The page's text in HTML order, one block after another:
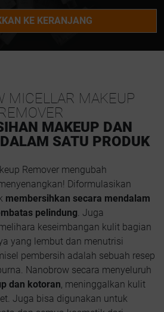
KE KERANJANG
MICELLAR MAKEUP
MAKEUP DAN
SATU PRODUK
Remover mengubah
Diformulasikan
membersihkan secara mendalam
pelindung. Juga
keseimbangan kulit bagian
yang lembut dan menutrisi
pembersih adalah sebuah resep
Nanobrow secara menyeluruh
dan kotoran, meninggalkan kulit
Juga bisa digunakan untuk